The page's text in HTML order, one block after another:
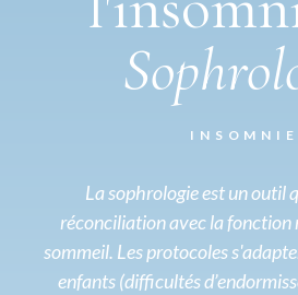
INSOMNIE
La sophrologie est un outil
réconciliation avec la fonction
sommeil. Les protocoles
enfants (difficultés